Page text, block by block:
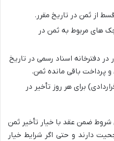
از ثمن در تاریخ مقرر.
مربوط به ثمن در
دفترخانه اسناد رسمی در تاریخ
پرداخت باقی مانده ثمن.
برای هر روز تأخیر در
ضمن عقد با خیار تأخیر ثمن
دارند و حتی اگر شرایط خیار